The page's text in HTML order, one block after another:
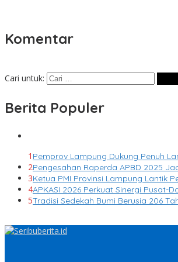
Komentar
Cari untuk:
Berita Populer
1 Pemprov Lampung Dukung Penuh
2Pengesahan Raperda APBD 2025
3Ketua PMI Provinsi Lampung Lantik
4APKASI 2026 Perkuat Sinergi
5Tradisi Sedekah Bumi Berusia 206